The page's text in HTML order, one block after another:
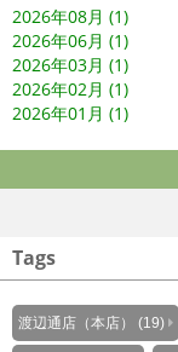
2026年08月 (1)
2026年06月 (1)
2026年03月 (1)
2026年02月 (1)
2026年01月 (1)
Tags
渡辺通店（本店） (19)